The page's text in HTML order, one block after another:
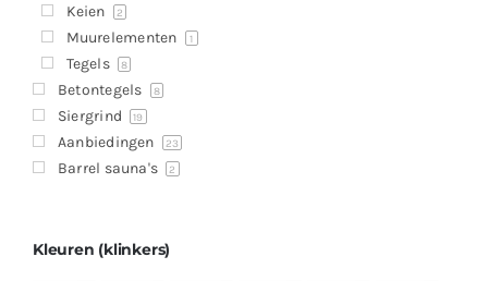
Keien 2
Muurelementen 1
Tegels 8
Betontegels 8
Siergrind 19
Aanbiedingen 23
Barrel sauna's 2
Kleuren (klinkers)